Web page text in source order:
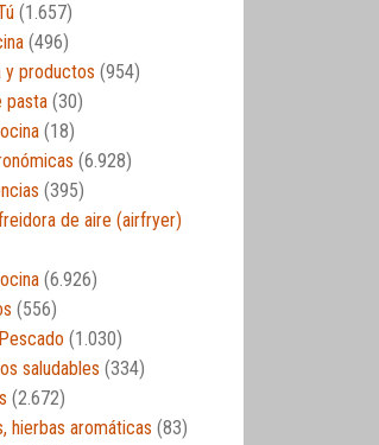
(1.657)
(496)
y productos (954)
pasta (30)
(18)
(6.928)
(395)
de aire (airfryer)
(6.926)
(556)
(1.030)
saludables (334)
(2.672)
hierbas aromáticas (83)